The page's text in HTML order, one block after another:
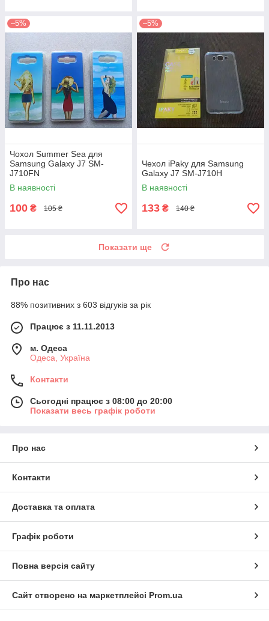
–5%
Чохол Summer Sea для
Samsung Galaxy J7 SM-
J710FN
В наявності
100 ₴ 105 ₴
–5%
Чехол iPaky для Samsung
Galaxy J7 SM-J710H
В наявності
133 ₴ 140 ₴
Показати ще
Про нас
88% позитивних з 603 відгуків за рік
Працює з 11.11.2013
м. Одеса
Одеса, Україна
Контакти
Сьогодні працює з 08:00 до 20:00
Показати весь графік роботи
Про нас
Контакти
Доставка та оплата
Графік роботи
Повна версія сайту
Сайт створено на маркетплейсі Prom.ua